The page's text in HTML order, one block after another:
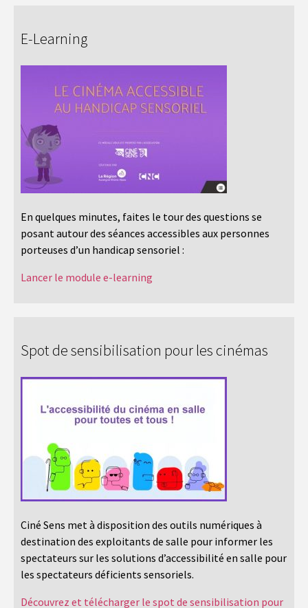
E-Learning
En quelques minutes, faites le tour des questions se
posant autour des séances accessibles aux personnes
porteuses d’un handicap sensoriel :
Lancer le module e-learning
Spot de sensibilisation pour les cinémas
Ciné Sens met à disposition des outils numériques à
destination des exploitants de salle pour informer les
spectateurs sur les solutions d’accessibilité en salle pour
les spectateurs déficients sensoriels.
Découvrez et télécharger le spot de sensibilisation pour